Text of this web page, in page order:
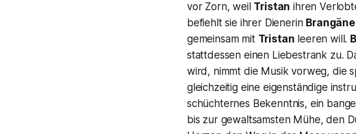
vor Zorn, weil Tristan ihren
befiehlt sie ihrer Dienerin Brangäne
gemeinsam mit Tristan leeren will.
stattdessen einen Liebestrank zu.
wird, nimmt die Musik vorweg, die
gleichzeitig eine eigenständige
schüchternes Bekenntnis, ein
bis zur gewaltsamsten Mühe, den